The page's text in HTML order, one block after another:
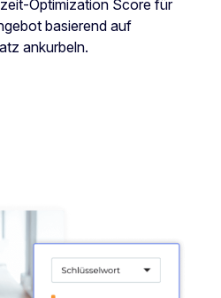
Optimization Score für
basierend auf
ankurbeln.